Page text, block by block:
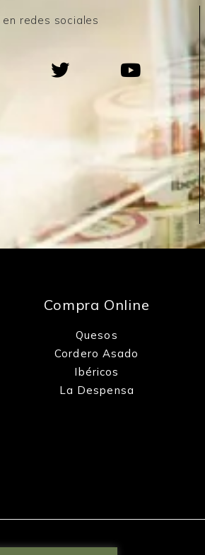
en redes sociales
Compra Online
Quesos
Cordero Asado
Ibéricos
La Despensa